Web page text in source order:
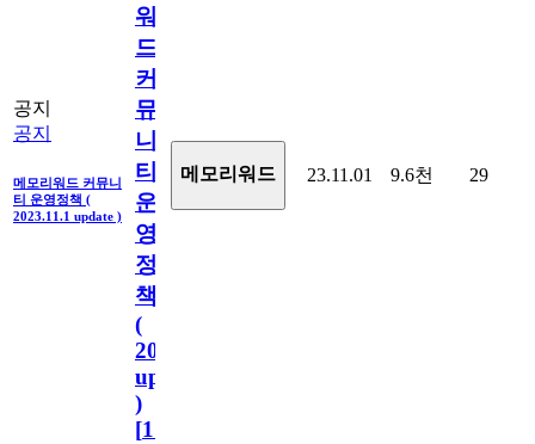
공지
공지
메모리워드 커뮤니
티 운영정책 (
2023.11.1 update )
워
드
커
뮤
니
티
운
영
정
책
(
2023.11.1
update
)
[110
메모리워드 23.11.01 9.6천 29